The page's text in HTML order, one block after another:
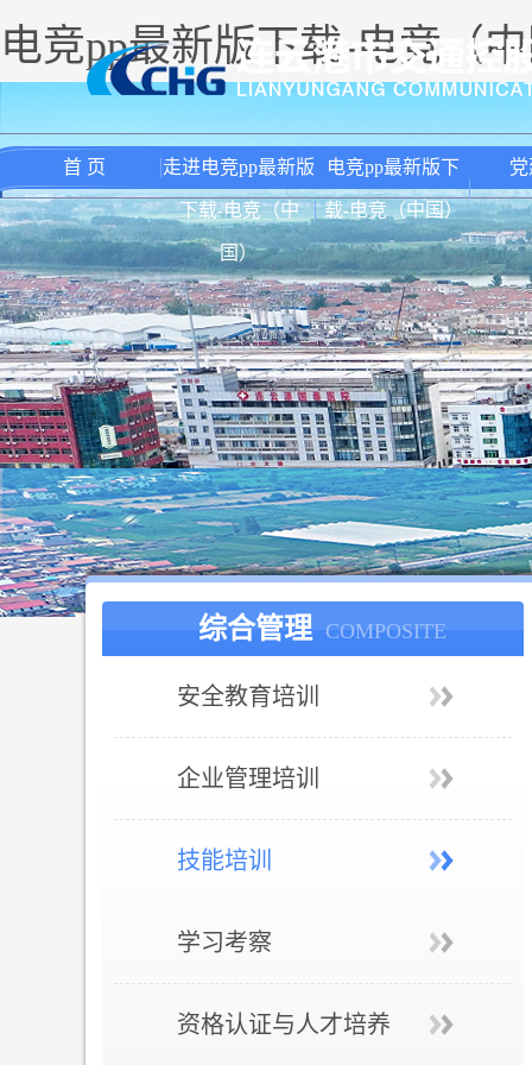
电竞pp最新版下载-电竞（
首 页 走进电竞pp最新版
下载-电竞（中
国）
电竞pp最新版下
载-电竞（中国）
综合管理 COMPOSITE
安全教育培训
企业管理培训
技能培训
学习考察
资格认证与人才培养